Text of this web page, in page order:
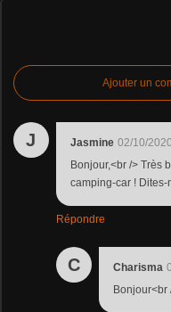
Ajouter un
J Jasmine 02/10/
Bonjour,<br /> Très
camping-car ! Dites-
Répondre
C Charisma
Bonjour<br